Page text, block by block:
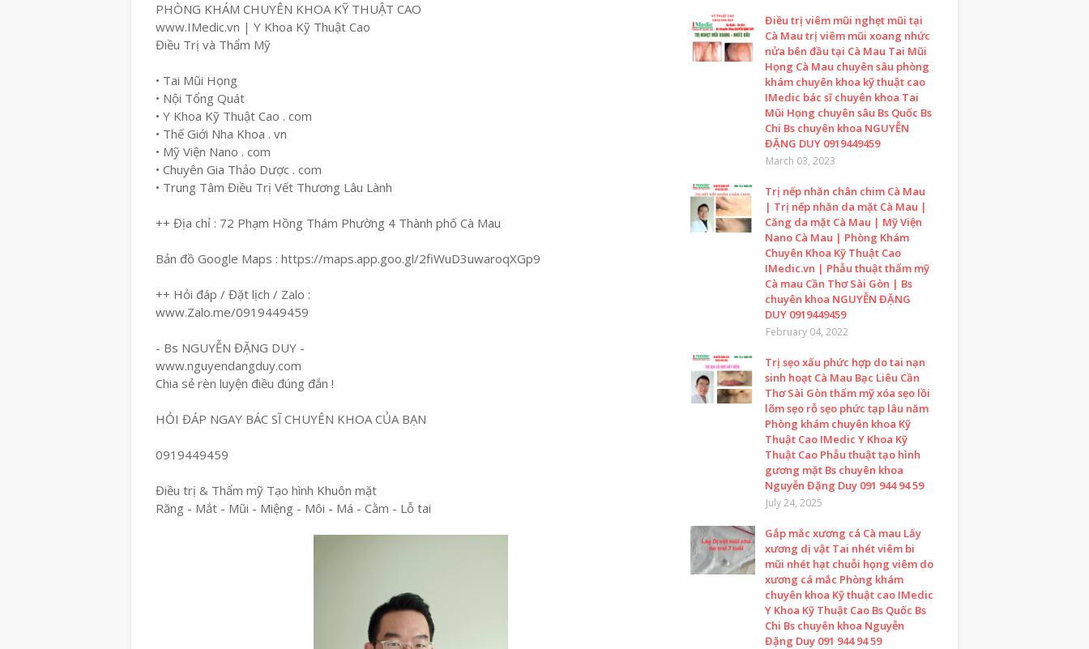
PHÒNG KHÁM CHUYÊN KHOA KỸ THUẬT CAO
www.IMedic.vn | Y Khoa Kỹ Thuật Cao
Điều Trị và Thẩm Mỹ
• Tai Mũi Họng
• Nội Tổng Quát
• Y Khoa Kỹ Thuật Cao . com
• Thế Giới Nha Khoa . vn
• Mỹ Viện Nano . com
• Chuyên Gia Thảo Dược . com
• Trung Tâm Điều Trị Vết Thương Lâu Lành
++ Địa chỉ : 72 Phạm Hồng Thám Phường 4 Thành phố Cà Mau
Bản đồ Google Maps : https://maps.app.goo.gl/2fiWuD3uwaroqXGp9
++ Hỏi đáp / Đặt lịch / Zalo :
www.Zalo.me/0919449459
- Bs NGUYỄN ĐẶNG DUY -
www.nguyendangduy.com
Chia sẻ rèn luyện điều đúng đắn !
HỎI ĐÁP NGAY BÁC SĨ CHUYÊN KHOA CỦA BẠN
0919449459
Điều trị & Thẩm mỹ Tạo hình Khuôn mặt
Răng - Mắt - Mũi - Miệng - Môi - Má - Cằm - Lỗ tai
Điều trị viêm mũi nghẹt mũi tại
Cà Mau trị viêm mũi xoang nhức
nửa bên đầu tại Cà Mau Tai Mũi
Họng Cà Mau chuyên sâu phòng
khám chuyên khoa kỹ thuật cao
IMedic bác sĩ chuyên khoa Tai
Mũi Họng chuyên sâu Bs Quốc Bs
Chi Bs chuyên khoa NGUYỄN
ĐẶNG DUY 0919449459
March 03, 2023
Trị nếp nhăn chân chim Cà Mau
| Trị nếp nhăn da mặt Cà Mau |
Căng da mặt Cà Mau | Mỹ Viện
Nano Cà Mau | Phòng Khám
Chuyên Khoa Kỹ Thuật Cao
IMedic.vn | Phẫu thuật thẩm mỹ
Cà mau Cần Thơ Sài Gòn | Bs
chuyên khoa NGUYỄN ĐẶNG
DUY 0919449459
February 04, 2022
Trị sẹo xấu phức hợp do tai nạn
sinh hoạt Cà Mau Bạc Liêu Cần
Thơ Sài Gòn thẩm mỹ xóa sẹo lồi
lõm sẹo rỗ sẹo phức tạp lâu năm
Phòng khám chuyên khoa Kỹ
Thuật Cao IMedic Y Khoa Kỹ
Thuật Cao Phẫu thuật tạo hình
gương mặt Bs chuyên khoa
Nguyễn Đặng Duy 091 944 94 59
July 24, 2025
Gắp mắc xương cá Cà mau Lấy
xương dị vật Tai nhét viêm bi
mũi nhét hạt chuỗi họng viêm do
xương cá mắc Phòng khám
chuyên khoa Kỹ thuật cao IMedic
Y Khoa Kỹ Thuật Cao Bs Quốc Bs
Chi Bs chuyên khoa Nguyễn
Đặng Duy 091 944 94 59